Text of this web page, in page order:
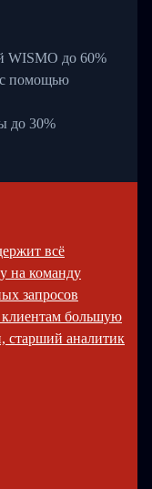
WISMO до 60%
с помощью
до 30%
всё
на команду
запросов
клиентам большую
старший аналитик